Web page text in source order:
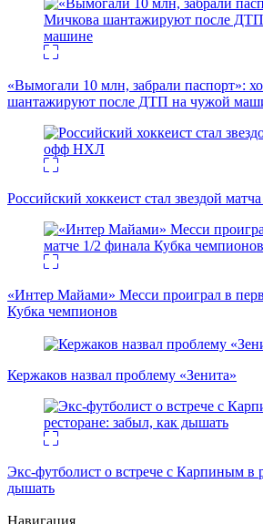
«Вымогали 10 млн, забрали паспорт»:
шантажируют после ДТП на чужой
Российский хоккеист стал звездой
«Интер Майами» Месси проиграл в
Кубка чемпионов
Кержаков назвал проблему «Зенита»
Экс-футболист о встрече с Карпиным в
дышать